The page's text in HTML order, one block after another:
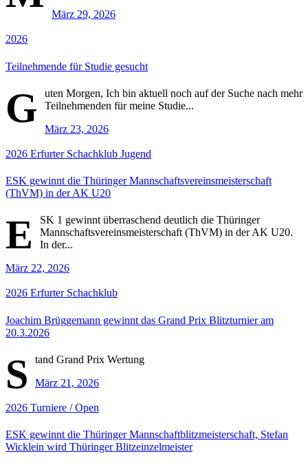
März 29, 2026
2026
Teilnehmende für Studie gesucht
G
uten Morgen, Ich bin aktuell noch auf der Suche nach mehr
Teilnehmenden für meine Studie...
März 23, 2026
2026 Erfurter Schachklub Jugend
ESK gewinnt die Thüringer Mannschaftsvereinsmeisterschaft
(ThVM) in der AK U20
E
SK 1 gewinnt überraschend deutlich die Thüringer
Mannschaftsvereinsmeisterschaft (ThVM) in der AK U20.
In der...
März 22, 2026
2026 Erfurter Schachklub
Joachim Brüggemann gewinnt das Grand Prix Blitzturnier am
20.3.2026
S
tand Grand Prix Wertung
März 21, 2026
2026 Turniere / Open
ESK gewinnt die Thüringer Mannschaftblitzmeisterschaft, Stefan
Wicklein wird Thüringer Blitzeinzelmeister